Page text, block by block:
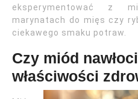
eksperymentować z
marynatach do mięs czy
ciekawego smaku potraw.
Czy miód
właściwości